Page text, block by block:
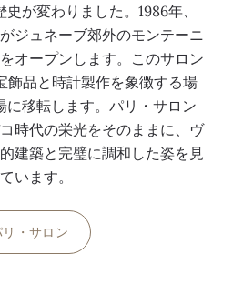
が変わりました。1986年、
ジュネーブ郊外のモンテーニ
オープンします。このサロン
飾品と時計製作を象徴する場
に移転します。パリ・サロン
時代の栄光をそのままに、ヴ
建築と完璧に調和した姿を見
います。
リ・サロン